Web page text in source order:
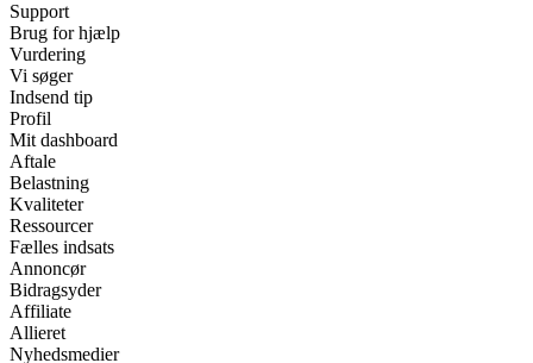
Support
Brug for hjælp
Vurdering
Vi søger
Indsend tip
Profil
Mit dashboard
Aftale
Belastning
Kvaliteter
Ressourcer
Fælles indsats
Annoncør
Bidragsyder
Affiliate
Allieret
Nyhedsmedier